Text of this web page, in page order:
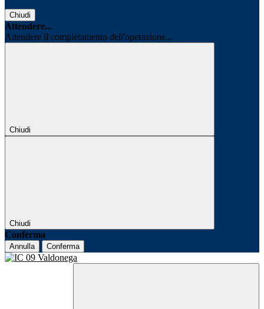
Chiudi
Attendere...
Attendere il completamento dell'operazione...
Chiudi
Chiudi
Conferma
Annulla Conferma